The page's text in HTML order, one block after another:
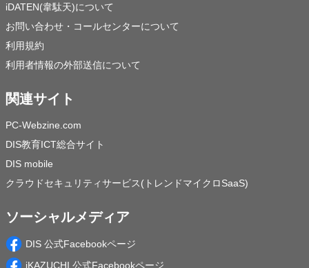
iDATEN(韋駄天)について
お問い合わせ・コールセンターについて
利用規約
利用者情報の外部送信について
関連サイト
PC-Webzine.com
DIS教育ICT総合サイト
DIS mobile
クラウドセキュリティサービス(トレンドマイクロSaaS)
ソーシャルメディア
DIS 公式Facebookページ
iKAZUCHI 公式Facebookページ